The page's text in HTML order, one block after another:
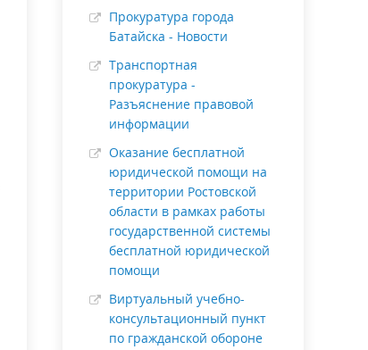
Прокуратура города
Батайска - Новости
Транспортная
прокуратура -
Разъяснение правовой
информации
Оказание бесплатной
юридической помощи на
территории Ростовской
области в рамках работы
государственной системы
бесплатной юридической
помощи
Виртуальный учебно-
консультационный пункт
по гражданской обороне